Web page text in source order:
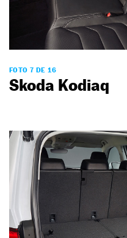
FOTO 7 DE 16
Skoda Kodiaq